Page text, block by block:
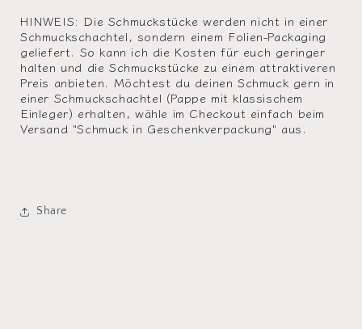
HINWEIS: Die Schmuckstücke werden nicht in einer
Schmuckschachtel, sondern einem Folien-Packaging
geliefert. So kann ich die Kosten für euch geringer
halten und die Schmuckstücke zu einem attraktiveren
Preis anbieten. Möchtest du deinen Schmuck gern in
einer Schmuckschachtel (Pappe mit klassischem
Einleger) erhalten, wähle im Checkout einfach beim
Versand "Schmuck in Geschenkverpackung" aus.
Share